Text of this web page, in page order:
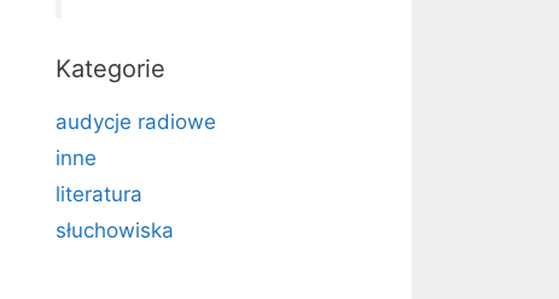
Kategorie
audycje radiowe
inne
literatura
słuchowiska